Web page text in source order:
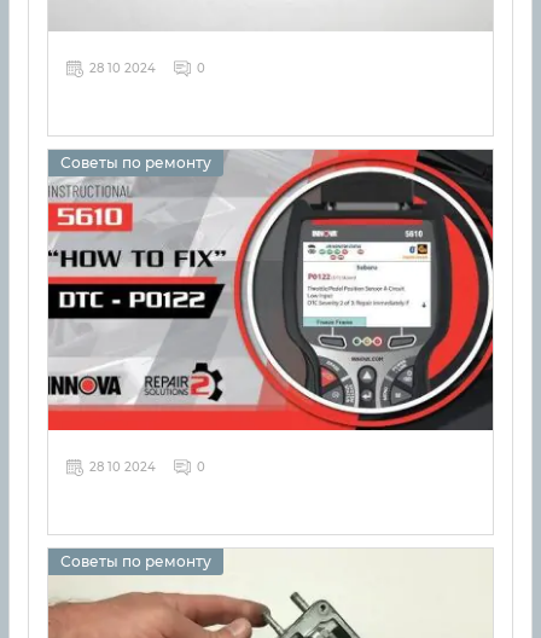
28 10 2024 0
Советы по ремонту
28 10 2024 0
Советы по ремонту